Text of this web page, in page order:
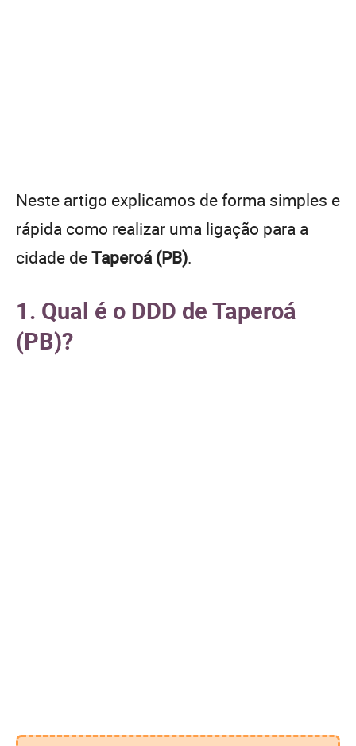
Neste artigo explicamos de forma simples e
rápida como realizar uma ligação para a
cidade deTaperoá (PB).
1. Qual é o DDD de Taperoá
(PB)?